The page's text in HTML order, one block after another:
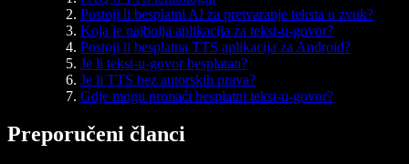
Postoji li besplatni AI za pretvaranje teksta u zvuk?
Koja je najbolja aplikacija za tekst-u-govor?
Postoji li besplatna TTS aplikacija za Android?
Je li tekst-u-govor besplatan?
Je li TTS bez autorskih prava?
Gdje mogu pronaći besplatni tekst-u-govor?
Preporučeni članci